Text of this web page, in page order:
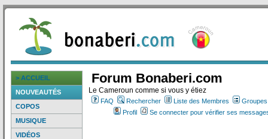
> ACCUEIL
NOUVEAUTÉS
COPOS
MUSIQUE
VIDÉOS
Forum Bonaberi.com
Le Cameroun comme si vous y étiez
FAQ Rechercher Liste des Membres
Profil
Se connecter pour vérifier ses